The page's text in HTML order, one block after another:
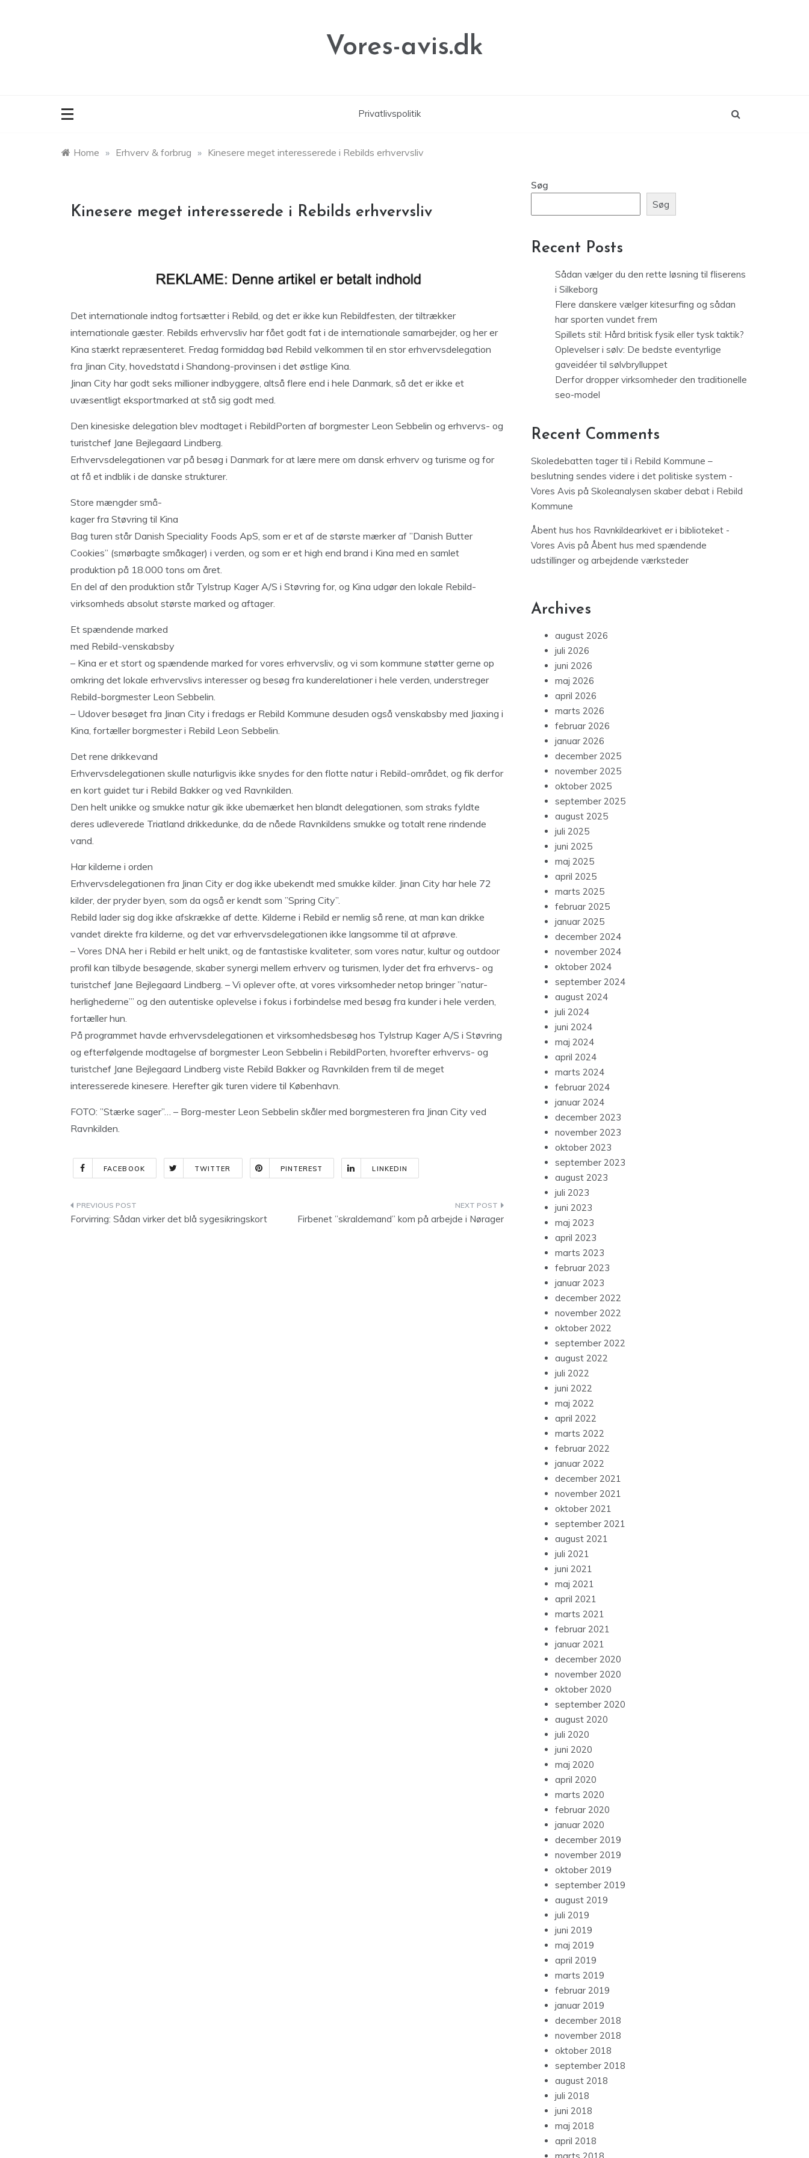
Vores-avis.dk
Privatlivspolitik
Home » Erhverv & forbrug » Kinesere meget interesserede i Rebilds erhvervsliv
Kinesere meget interesserede i Rebilds erhvervsliv
Det internationale indtog fortsætter i Rebild, og det er ikke kun Rebildfesten, der tiltrækker
internationale gæster. Rebilds erhvervsliv har fået godt fat i de internationale samarbejder, og her er
Kina stærkt repræsenteret. Fredag formiddag bød Rebild velkommen til en stor erhvervsdelegation
fra Jinan City, hovedstatd i Shandong-provinsen i det østlige Kina.
Jinan City har godt seks millioner indbyggere, altså flere end i hele Danmark, så det er ikke et
uvæsentligt eksportmarked at stå sig godt med.
Den kinesiske delegation blev modtaget i RebildPorten af borgmester Leon Sebbelin og erhvervs- og
turistchef Jane Bejlegaard Lindberg.
Erhvervsdelegationen var på besøg i Danmark for at lære mere om dansk erhverv og turisme og for
at få et indblik i de danske strukturer.
Store mængder små-
kager fra Støvring til Kina
Bag turen står Danish Speciality Foods ApS, som er et af de største mærker af ”Danish Butter
Cookies” (smørbagte småkager) i verden, og som er et high end brand i Kina med en samlet
produktion på 18.000 tons om året.
En del af den produktion står Tylstrup Kager A/S i Støvring for, og Kina udgør den lokale Rebild-
virksomheds absolut største marked og aftager.
Et spændende marked
med Rebild-venskabsby
– Kina er et stort og spændende marked for vores erhvervsliv, og vi som kommune støtter gerne op
omkring det lokale erhvervslivs interesser og besøg fra kunderelationer i hele verden, understreger
Rebild-borgmester Leon Sebbelin.
– Udover besøget fra Jinan City i fredags er Rebild Kommune desuden også venskabsby med Jiaxing i
Kina, fortæller borgmester i Rebild Leon Sebbelin.
Det rene drikkevand
Erhvervsdelegationen skulle naturligvis ikke snydes for den flotte natur i Rebild-området, og fik derfor
en kort guidet tur i Rebild Bakker og ved Ravnkilden.
Den helt unikke og smukke natur gik ikke ubemærket hen blandt delegationen, som straks fyldte
deres udleverede Triatland drikkedunke, da de nåede Ravnkildens smukke og totalt rene rindende
vand.
Har kilderne i orden
Erhvervsdelegationen fra Jinan City er dog ikke ubekendt med smukke kilder. Jinan City har hele 72
kilder, der pryder byen, som da også er kendt som ”Spring City”.
Rebild lader sig dog ikke afskrække af dette. Kilderne i Rebild er nemlig så rene, at man kan drikke
vandet direkte fra kilderne, og det var erhvervsdelegationen ikke langsomme til at afprøve.
– Vores DNA her i Rebild er helt unikt, og de fantastiske kvaliteter, som vores natur, kultur og outdoor
profil kan tilbyde besøgende, skaber synergi mellem erhverv og turismen, lyder det fra erhvervs- og
turistchef Jane Bejlegaard Lindberg. – Vi oplever ofte, at vores virksomheder netop bringer ”natur-
herlighederne’” og den autentiske oplevelse i fokus i forbindelse med besøg fra kunder i hele verden,
fortæller hun.
På programmet havde erhvervsdelegationen et virksomhedsbesøg hos Tylstrup Kager A/S i Støvring
og efterfølgende modtagelse af borgmester Leon Sebbelin i RebildPorten, hvorefter erhvervs- og
turistchef Jane Bejlegaard Lindberg viste Rebild Bakker og Ravnkilden frem til de meget
interesserede kinesere. Herefter gik turen videre til København.
FOTO: ”Stærke sager”… – Borg-mester Leon Sebbelin skåler med borgmesteren fra Jinan City ved
Ravnkilden.
FACEBOOK TWITTER PINTEREST LINKEDIN
Indlægsnavigation
Forvirring: Sådan virker det blå sygesikringskort Firbenet ”skraldemand” kom på arbejde i Nørager
Søg
Søg
Recent Posts
Sådan vælger du den rette løsning til fliserens
i Silkeborg
Flere danskere vælger kitesurfing og sådan
har sporten vundet frem
Spillets stil: Hård britisk fysik eller tysk taktik?
Oplevelser i sølv: De bedste eventyrlige
gaveidéer til sølvbrylluppet
Derfor dropper virksomheder den traditionelle
seo-model
Recent Comments
Skoledebatten tager til i Rebild Kommune –
beslutning sendes videre i det politiske system -
Vores Avis på Skoleanalysen skaber debat i Rebild
Kommune
Åbent hus hos Ravnkildearkivet er i biblioteket -
Vores Avis på Åbent hus med spændende
udstillinger og arbejdende værksteder
Archives
august 2026
juli 2026
juni 2026
maj 2026
april 2026
marts 2026
februar 2026
januar 2026
december 2025
november 2025
oktober 2025
september 2025
august 2025
juli 2025
juni 2025
maj 2025
april 2025
marts 2025
februar 2025
januar 2025
december 2024
november 2024
oktober 2024
september 2024
august 2024
juli 2024
juni 2024
maj 2024
april 2024
marts 2024
februar 2024
januar 2024
december 2023
november 2023
oktober 2023
september 2023
august 2023
juli 2023
juni 2023
maj 2023
april 2023
marts 2023
februar 2023
januar 2023
december 2022
november 2022
oktober 2022
september 2022
august 2022
juli 2022
juni 2022
maj 2022
april 2022
marts 2022
februar 2022
januar 2022
december 2021
november 2021
oktober 2021
september 2021
august 2021
juli 2021
juni 2021
maj 2021
april 2021
marts 2021
februar 2021
januar 2021
december 2020
november 2020
oktober 2020
september 2020
august 2020
juli 2020
juni 2020
maj 2020
april 2020
marts 2020
februar 2020
januar 2020
december 2019
november 2019
oktober 2019
september 2019
august 2019
juli 2019
juni 2019
maj 2019
april 2019
marts 2019
februar 2019
januar 2019
december 2018
november 2018
oktober 2018
september 2018
august 2018
juli 2018
juni 2018
maj 2018
april 2018